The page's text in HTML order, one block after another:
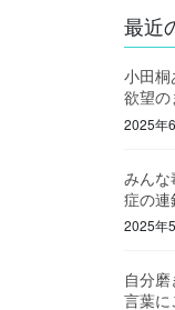
最近
小田桐
欲望の
2025年
みん
症の連
2025年
自分
言葉